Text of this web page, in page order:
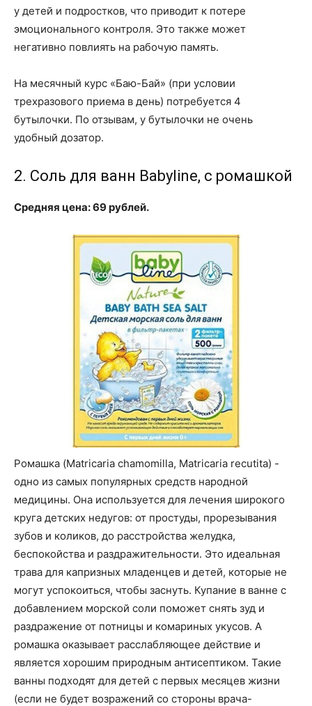
у детей и подростков, что приводит к потере
эмоционального контроля. Это также может
негативно повлиять на рабочую память.
На месячный курс «Баю-Бай» (при условии
трехразового приема в день) потребуется 4
бутылочки. По отзывам, у бутылочки не очень
удобный дозатор.
2. Соль для ванн Babyline, с ромашкой
Средняя цена: 69 рублей.
Ромашка (Matricaria chamomilla, Matricaria recutita) -
одно из самых популярных средств народной
медицины. Она используется для лечения широкого
круга детских недугов: от простуды, прорезывания
зубов и коликов, до расстройства желудка,
беспокойства и раздражительности. Это идеальная
трава для капризных младенцев и детей, которые не
могут успокоиться, чтобы заснуть. Купание в ванне с
добавлением морской соли поможет снять зуд и
раздражение от потницы и комариных укусов. А
ромашка оказывает расслабляющее действие и
является хорошим природным антисептиком. Такие
ванны подходят для детей с первых месяцев жизни
(если не будет возражений со стороны врача-